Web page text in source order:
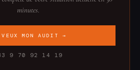
minutes.
MON AUDIT →
9 70 92 14 19